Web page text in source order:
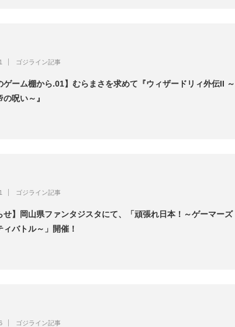
ゴジライン記事
ゲーム棚から.01】むらまさを求めて『ウィザードリィ外伝II ～
呪い～』
ゴジライン記事
せ】岡山県ファンタジスタにて、「頑張れ日本！～ゲーマーズ
ィバトル～」開催！
ゴジライン記事